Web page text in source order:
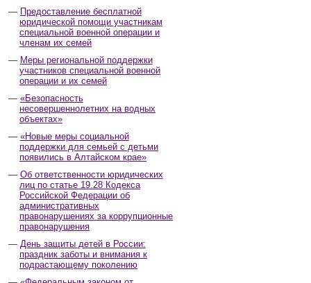
Предоставление бесплатной
юридической помощи участникам
специальной военной операции и
членам их семей
Меры региональной поддержки
участников специальной военной
операции и их семей
«Безопасность
несовершеннолетних на водных
объектах»
«Новые меры социальной
поддержки для семьей с детьми
появились в Алтайском крае»
Об ответственности юридических
лиц по статье 19.28 Кодекса
Российской Федерации об
административных
правонарушениях за коррупционные
правонарушения
День защиты детей в России:
праздник заботы и внимания к
подрастающему поколению